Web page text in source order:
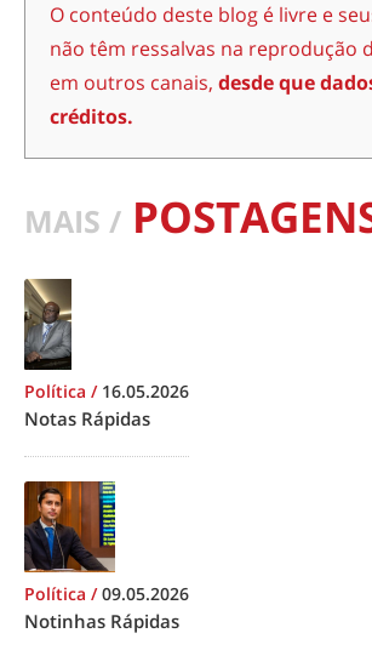
O conteúdo deste blog é livre e
não têm ressalvas na reprodução
em outros canais, desde que
créditos.
MAIS /
Política / 16.05.2026
Notas Rápidas
Política /09.05.2026
Notinhas Rápidas